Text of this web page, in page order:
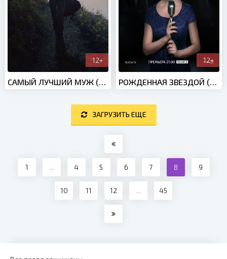
12+
САМЫЙ ЛУЧШИЙ МУЖ (2020)
12+
РОЖДЕННАЯ ЗВЕЗДОЙ (2015)
ЗАГРУЗИТЬ ЕЩЕ
1 ... 4 5 6 7 8 9
10 11 12 ... 45